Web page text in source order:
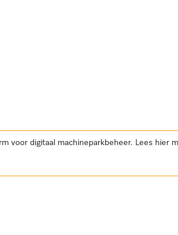
digitaal machineparkbeheer. Lees hier